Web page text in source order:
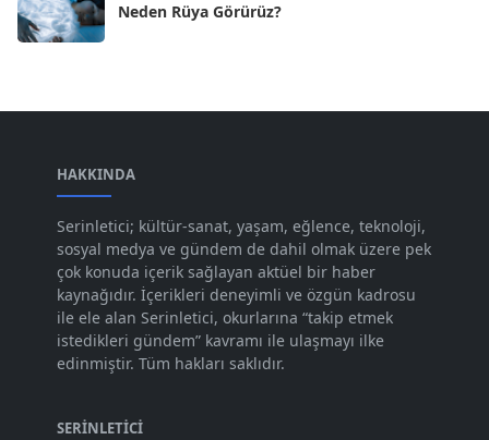
Nis 2024 [59]
Ara 2023 [101]
Kas 2023
Eki 2023 [73]
Eyl 2023 [73]
Ağu 2023 [74]
Tem 2023 [76]
Haz 2023
Neden Rüya Görürüz?
HAKKINDA
Serinletici; kültür-sanat, yaşam, eğlence, teknoloji,
sosyal medya ve gündem de dahil olmak üzere pek
çok konuda içerik sağlayan aktüel bir haber
kaynağıdır. İçerikleri deneyimli ve özgün kadrosu
ile ele alan Serinletici, okurlarına “takip etmek
istedikleri gündem” kavramı ile ulaşmayı ilke
edinmiştir. Tüm hakları saklıdır.
SERINLETICI